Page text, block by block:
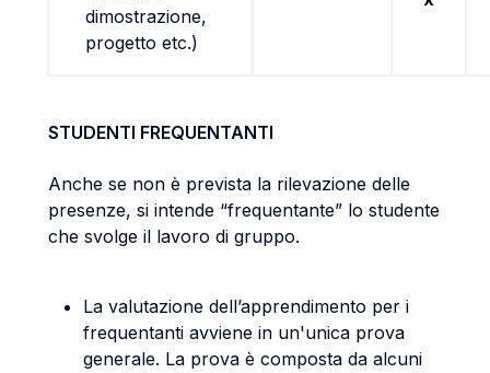
dimostrazione,
progetto etc.)
STUDENTI FREQUENTANTI
Anche se non è prevista la rilevazione delle
presenze, si intende “frequentante” lo studente
che svolge il lavoro di gruppo.
La valutazione dell’apprendimento per i
frequentanti avviene in un'unica prova
generale. La prova è composta da alcuni